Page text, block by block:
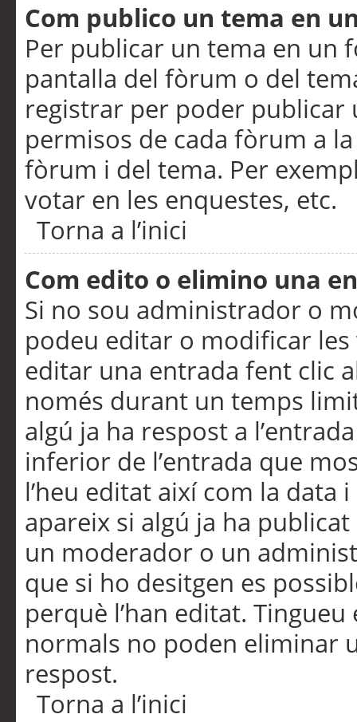
Com publico un tema en
Per publicar un tema en un
pantalla del fòrum o del
registrar per poder publicar
permisos de cada fòrum a
fòrum i del tema. Per
votar en les enquestes, etc.
Torna a l’inici
Com edito o elimino una
Si no sou administrador o
podeu editar o modificar
editar una entrada fent clic
només durant un temps
algú ja ha respost a
inferior de l’entrada que
l’heu editat així com la data
apareix si algú ja ha
un moderador o un
que si ho desitgen es
perquè l’han editat.
normals no poden eliminar
respost.
Torna a l’inici